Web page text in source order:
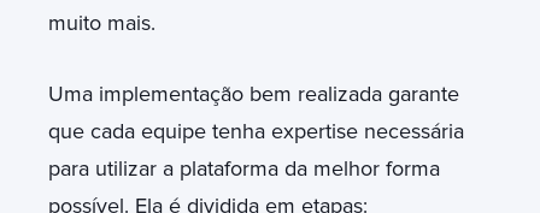
muito mais.
Uma implementação bem realizada garante
que cada equipe tenha expertise necessária
para utilizar a plataforma da melhor forma
possível. Ela é dividida em etapas: